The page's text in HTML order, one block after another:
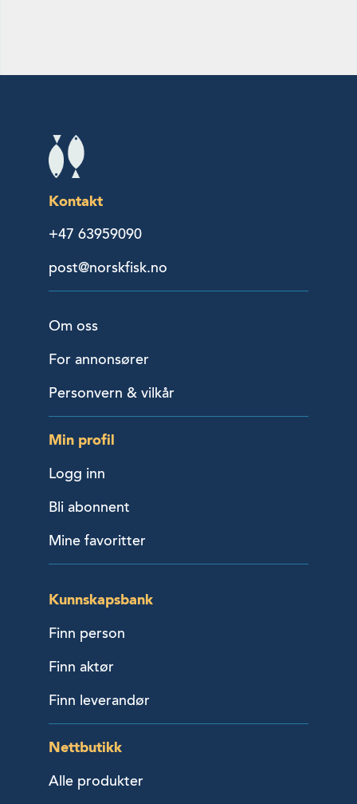
Kontakt
+47 63959090
post@norskfisk.no
Om oss
For annonsører
Personvern & vilkår
Min profil
Logg inn
Bli abonnent
Mine favoritter
Kunnskapsbank
Finn person
Finn aktør
Finn leverandør
Nettbutikk
Alle produkter